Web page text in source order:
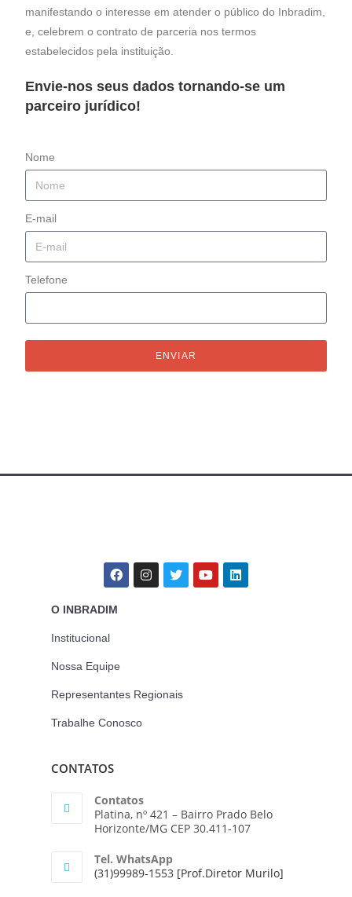
manifestando o interesse em atender o público do Inbradim,
e, celebrem o contrato de parceria nos termos
estabelecidos pela instituição.
Envie-nos seus dados tornando-se um
parceiro jurídico!
Nome
E-mail
Telefone
ENVIAR
O INBRADIM
Institucional
Nossa Equipe
Representantes Regionais
Trabalhe Conosco
CONTATOS
Contatos
Platina, nº 421 – Bairro Prado Belo
Horizonte/MG CEP 30.411-107
Tel. WhatsApp
(31)99989-1553 [Prof.Diretor Murilo]